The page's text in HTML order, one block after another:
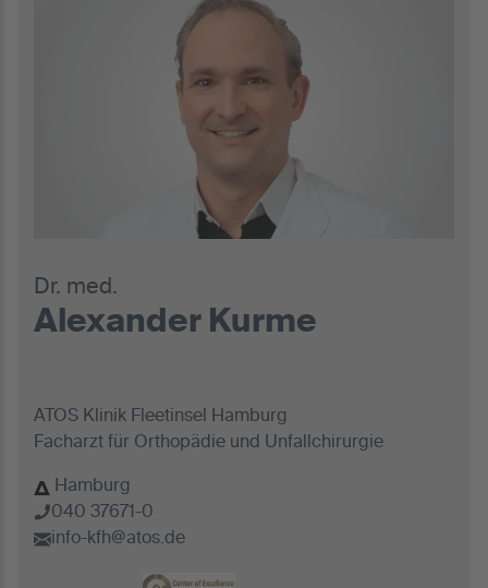
Dr. med.
Alexander Kurme
ATOS Klinik Fleetinsel Hamburg
Facharzt für Orthopädie und Unfallchirurgie
Hamburg
040 37671-0
info-kfh@atos.de